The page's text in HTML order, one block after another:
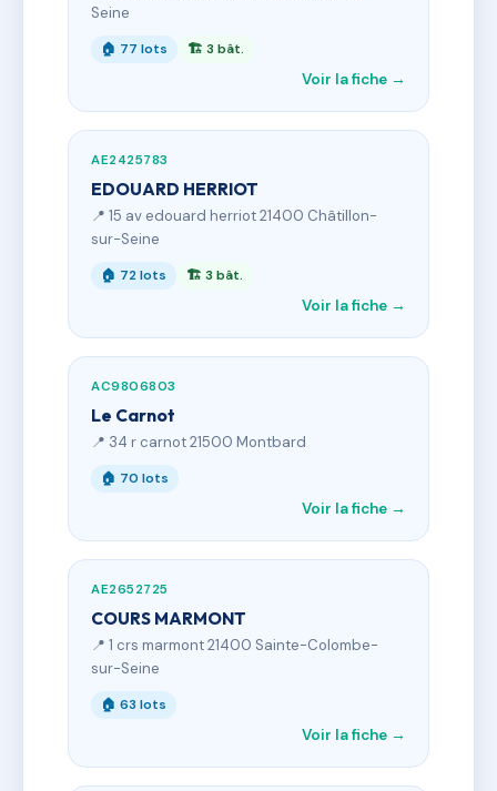
Seine
🏠 77 lots 🏗 3 bât.
Voir la fiche →
AE2425783
EDOUARD HERRIOT
📍 15 av edouard herriot 21400 Châtillon-
sur-Seine
🏠 72 lots 🏗 3 bât.
Voir la fiche →
AC9806803
Le Carnot
📍 34 r carnot 21500 Montbard
🏠 70 lots
Voir la fiche →
AE2652725
COURS MARMONT
📍 1 crs marmont 21400 Sainte-Colombe-
sur-Seine
🏠 63 lots
Voir la fiche →